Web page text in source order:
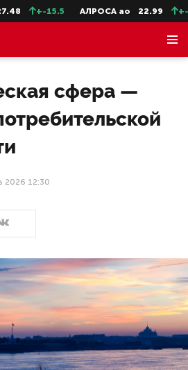
15.5 АЛРОСА ао 22.99 +-0.11
сфера —
2026 12:30